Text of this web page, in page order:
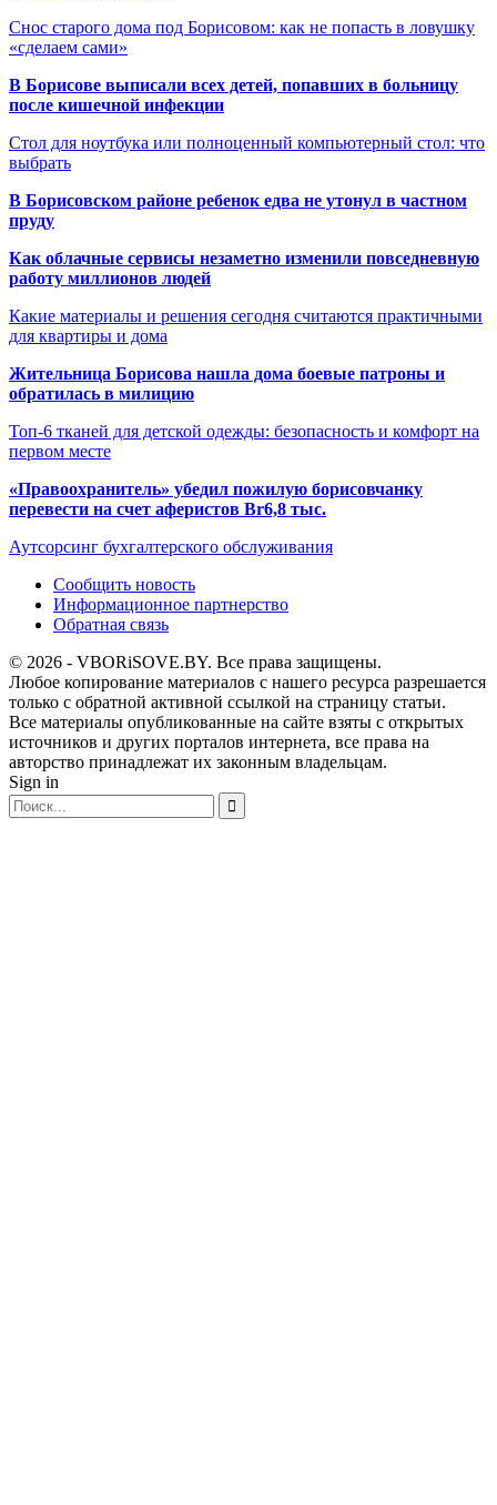
Снос старого дома под Борисовом: как не попасть в ловушку
«сделаем сами»
В Борисове выписали всех детей, попавших в больницу
после кишечной инфекции
Стол для ноутбука или полноценный компьютерный стол: что
выбрать
В Борисовском районе ребенок едва не утонул в частном
пруду
Как облачные сервисы незаметно изменили повседневную
работу миллионов людей
Какие материалы и решения сегодня считаются практичными
для квартиры и дома
Жительница Борисова нашла дома боевые патроны и
обратилась в милицию
Топ-6 тканей для детской одежды: безопасность и комфорт на
первом месте
«Правоохранитель» убедил пожилую борисовчанку
перевести на счет аферистов Br6,8 тыс.
Аутсорсинг бухгалтерского обслуживания
Сообщить новость
Информационное партнерство
Обратная связь
© 2026 - VBORiSOVE.BY. Все права защищены.
Любое копирование материалов с нашего ресурса разрешается
только с обратной активной ссылкой на страницу статьи.
Все материалы опубликованные на сайте взяты с открытых
источников и других порталов интернета, все права на
авторство принадлежат их законным владельцам.
Sign in